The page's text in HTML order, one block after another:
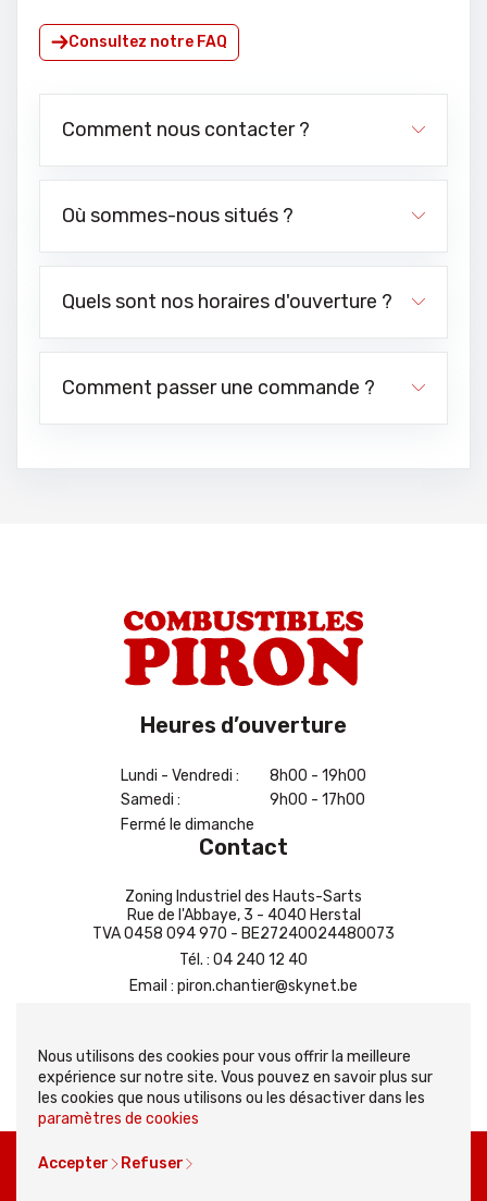
Consultez notre FAQ
Comment nous contacter ?
Où sommes-nous situés ?
Quels sont nos horaires d'ouverture ?
Comment passer une commande ?
Heures d’ouverture
Lundi - Vendredi :
8h00 - 19h00
Samedi :
9h00 - 17h00
Fermé le dimanche
Contact
Zoning Industriel des Hauts-Sarts
Rue de l'Abbaye, 3 - 4040 Herstal
TVA 0458 094 970 - BE27240024480073
Tél. : 04 240 12 40
Email : piron.chantier@skynet.be
Copyright© 2026 Combustibles Piron. Tous droits reservés |
Nous utilisons des cookies pour vous offrir la meilleure
expérience sur notre site. Vous pouvez en savoir plus sur
les cookies que nous utilisons ou les désactiver dans les
paramètres de cookies
Accepter Refuser